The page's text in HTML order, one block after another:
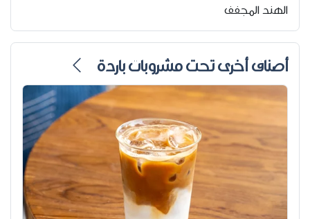
الهند المجفف
أصناف أخرى تحت مشروبات باردة